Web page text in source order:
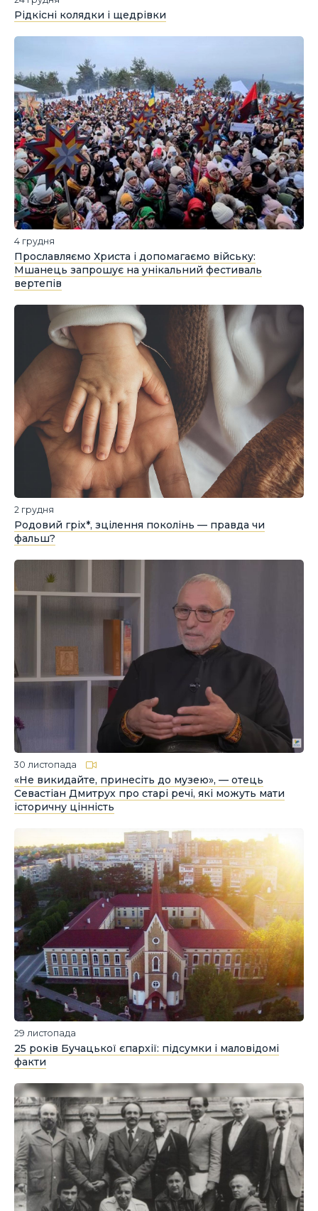
Рідкісні колядки і щедрівки
4 грудня
Прославляємо Христа і допомагаємо війську:
Мшанець запрошує на унікальний фестиваль
вертепів
2 грудня
Родовий гріх*, зцілення поколінь — правда чи
фальш?
30 листопада
«Не викидайте, принесіть до музею», — отець
Севастіан Дмитрух про старі речі, які можуть мати
історичну цінність
29 листопада
25 років Бучацької єпархії: підсумки і маловідомі
факти